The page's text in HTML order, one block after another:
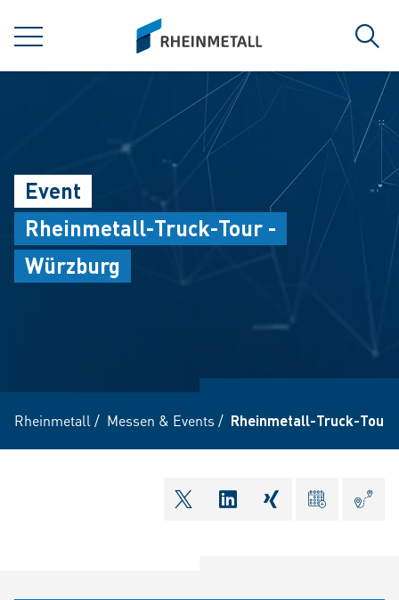
MENÜ
siteLogo
Event
Rheinmetall-Truck-Tour -
Würzburg
Rheinmetall / Messen & Events / Rheinmetall-Truck-Tour
shareOntwitter
shareOnlinkedIn
shareOnxing
ical